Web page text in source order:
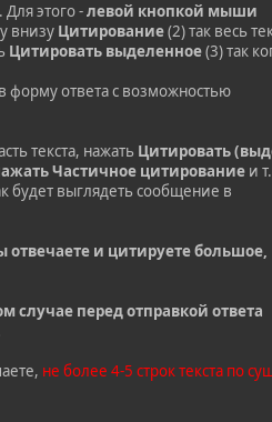
этого -левой кнопкой мыши
внизу Цитирование(2) так весь
Цитировать выделенное(3) так
форму ответа с возможностью
текста, нажать Цитировать
Частичное цитирование и
будет выглядеть сообщение в
и цитируете большое,
случае перед отправкой ответа
не более 4-5 строк текста по